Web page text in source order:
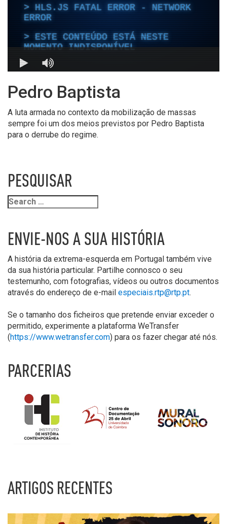
Pedro Baptista
A luta armada no contexto da mobilização de massas
sempre foi um dos meios previstos por Pedro Baptista
para o derrube do regime.
PESQUISAR
ENVIE-NOS A SUA HISTÓRIA
A história da extrema-esquerda em Portugal também vive
da sua história particular. Partilhe connosco o seu
testemunho, com fotografias, vídeos ou outros documentos
através do endereço de e-mail especiais.rtp@rtp.pt.
Se o tamanho dos ficheiros que pretende enviar exceder o
permitido, experimente a plataforma WeTransfer
(https://www.wetransfer.com) para os fazer chegar até nós.
PARCERIAS
ARTIGOS RECENTES